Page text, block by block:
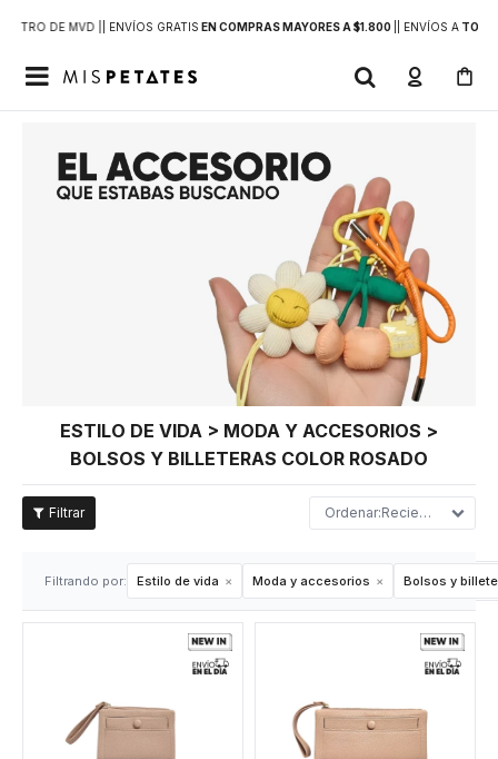
DE MVD | | ENVÍOS GRATIS EN COMPRAS MAYORES A $1.800 | ENVÍOS ATODO

ESTILO DE VIDA > MODA Y ACCESORIOS >
BOLSOS Y BILLETERAS COLOR ROSADO
Recientes
Filtrando por: Estilo de vida Moda y accesorios Bolsos y